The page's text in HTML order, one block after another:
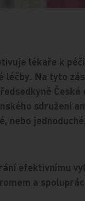
lékaře k
léčby. Na tyto
sdružení
nebo
efektivnímu
a